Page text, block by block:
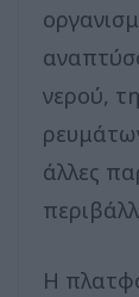
νερού,
άλλες
Η